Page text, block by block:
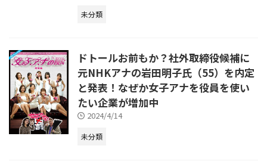
未分類
ドトールお前もか？社外取締役候補に
元NHKアナの岩田明子氏（55）を内定
と発表！なぜか女子アナを役員を使い
たい企業が増加中
2024/4/14
未分類